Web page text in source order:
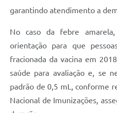
garantindo atendimento a
No caso da febre
orientação para que
fracionada da vacina em
saúde para avaliação e, se
padrão de 0,5 mL, conforme
Nacional de Imunizações,